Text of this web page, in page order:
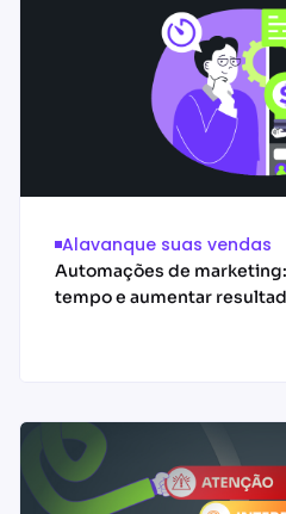
Alavanque suas vendas
Automações de
tempo e aumentar
Acessar conteúdo